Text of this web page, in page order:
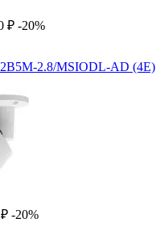
₽ -20%
2.8/MSIODL-AD (4E)
₽ -20%